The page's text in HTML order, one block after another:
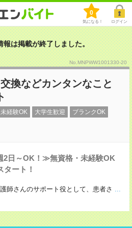
0
気になる！ ログイン
は掲載が終了しました。
No.MNPWW1001330-20
換などカンタンなこと
経験OK 大学生歓迎 ブランクOK
2日～OK！≫無資格・未経験OK
タート！
師さんのサポート役として、患者さ ...